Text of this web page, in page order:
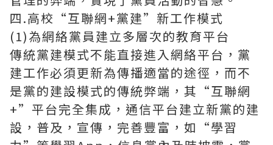
四.高校“互聯網+黨建”新工作模式
(1)為網絡黨員建立多層次的教育平台
傳統黨建模式不能直接進入網絡平台，黨
建工作必須更新為傳播適當的途徑，而不
是黨的建設模式的傳統弊端，其“互聯網
+”平台完全集成，通信平台建立新黨的建
設，普及，宣傳，完善豐富，如“學習